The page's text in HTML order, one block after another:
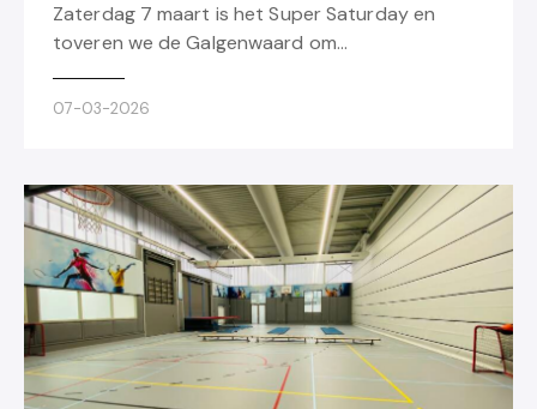
Zaterdag 7 maart is het Super Saturday en
toveren we de Galgenwaard om…
07-03-2026